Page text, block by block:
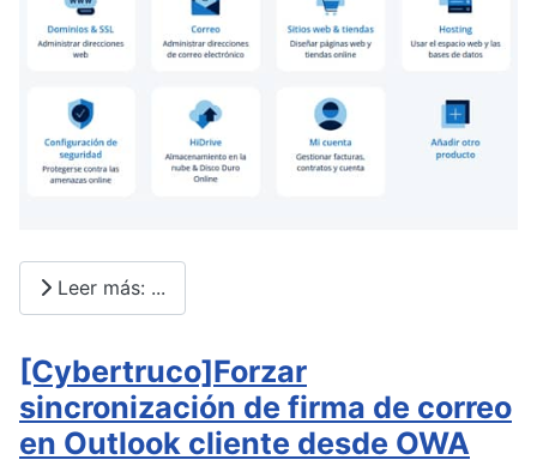
Leer más: ...
[Cybertruco]Forzar
sincronización de firma de correo
en Outlook cliente desde OWA